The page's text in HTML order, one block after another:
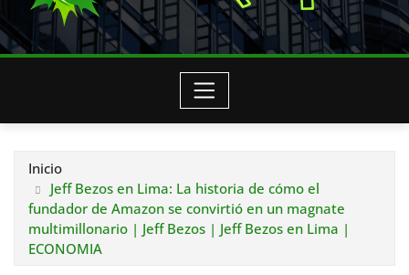
Inicio
Jeff Bezos en Lima: La historia de cómo el
fundador de Amazon se convirtió en un magnate
multimillonario | Jeff Bezos | Jeff Bezos en Lima |
ECONOMIA